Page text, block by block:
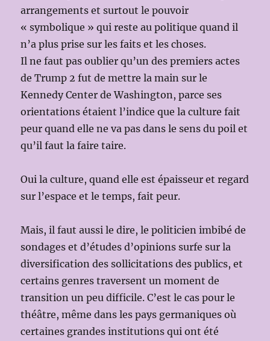
arrangements et surtout le pouvoir
« symbolique » qui reste au politique quand il
n’a plus prise sur les faits et les choses.
Il ne faut pas oublier qu’un des premiers actes
de Trump 2 fut de mettre la main sur le
Kennedy Center de Washington, parce ses
orientations étaient l’indice que la culture fait
peur quand elle ne va pas dans le sens du poil et
qu’il faut la faire taire.
Oui la culture, quand elle est épaisseur et regard
sur l’espace et le temps, fait peur.
Mais, il faut aussi le dire, le politicien imbibé de
sondages et d’études d’opinions surfe sur la
diversification des sollicitations des publics, et
certains genres traversent un moment de
transition un peu difficile. C’est le cas pour le
théâtre, même dans les pays germaniques où
certaines grandes institutions qui ont été